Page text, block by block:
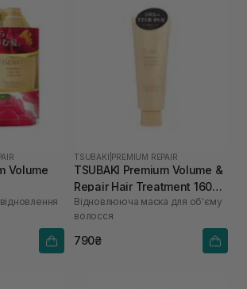
Volume
TSUBAKI PREMIUM REPAIR
TSUBAKI Premium Volume &
Repair Hair Treatment 160
мл
Відновлююча маска для об'єму
волосся
790₴